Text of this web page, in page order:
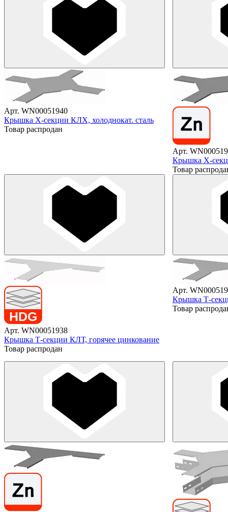
Арт. WN00051940
Крышка X-секции КЛХ, холоднокат. сталь
Товар распродан
Арт.
Крышка X-
Товар
Арт. WN00051938
Крышка Т-секции КЛТ, горячее цинкование
Товар распродан
Арт.
Крышка Т-
Товар